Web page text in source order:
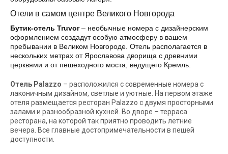
Отели в самом центре Великого Новгорода
Бутик-отель Truvor– необычные номера с дизайнерским
оформлением создадут особую атмосферу в вашем
пребывании в Великом Новгороде. Отель располагается в
нескольких метрах от Ярославова дворища с древними
церквями и от пешеходного моста, ведущего Кремль.
Отель Palazzo – расположился с современные номера с
лаконичным дизайном, светлые и уютные. На первом этаже
отеля размещается ресторан Palazzo с двумя просторными
залами и разнообразной кухней. Во дворе – терраса
ресторана, на которой так приятно проводить летние
вечера. Все главные достопримечательности в пешей
доступности.